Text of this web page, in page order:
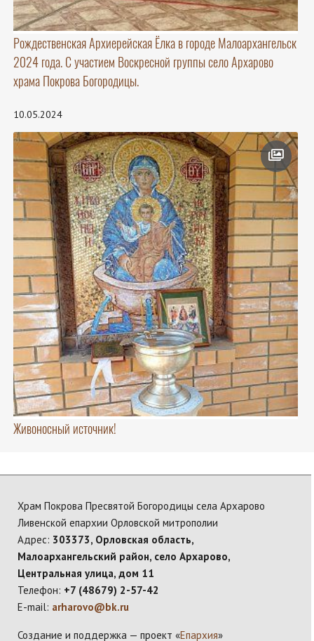
Рождественская Архиерейская Ёлка в городе Малоархангельск
2024 года. С участием Воскресной группы село Архарово
храма Покрова Богородицы.
10.05.2024
Живоносный источник!
Храм Покрова Пресвятой Богородицы села Архарово
Ливенской епархии Орловской митрополии
Адрес: 303373, Орловская область,
Малоархангельский район, село Архарово,
Центральная улица, дом 11
Телефон: +7 (48679) 2-57-42
E-mail: arharovo@bk.ru
Создание и поддержка — проект «Епархия»